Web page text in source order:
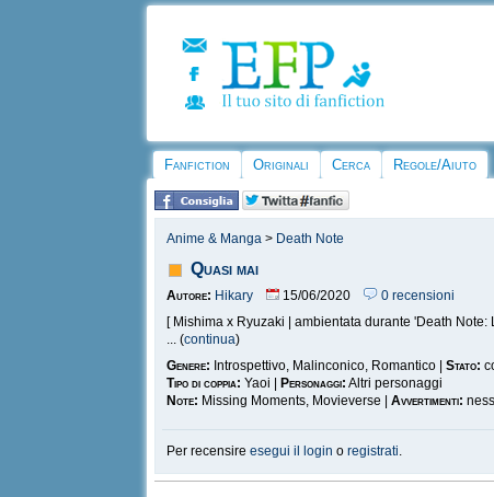
Fanfiction Originali Cerca Regole/Aiuto
Anime & Manga > Death Note
Quasi mai
Autore: Hikary 15/06/2020
0 recensioni
[ Mishima x Ryuzaki | ambientata durante 'Death
... (continua)
Genere: Introspettivo, Malinconico, Romantico |Stato:
Tipo di coppia: Yaoi | Personaggi: Altri personaggi
Note: Missing Moments, Movieverse |Avvertimenti:
Per recensireesegui il login oregistrati.